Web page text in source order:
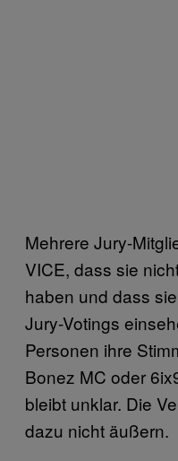
Mehrere Jury-
VICE, dass sie
haben und dass
Jury-Votings
Personen ihre
Bonez MC oder
bleibt unklar. Die
dazu nicht äußern.